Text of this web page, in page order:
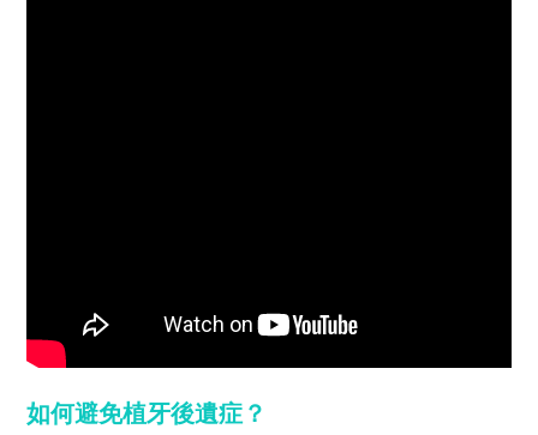
如何避免植牙後遺症？